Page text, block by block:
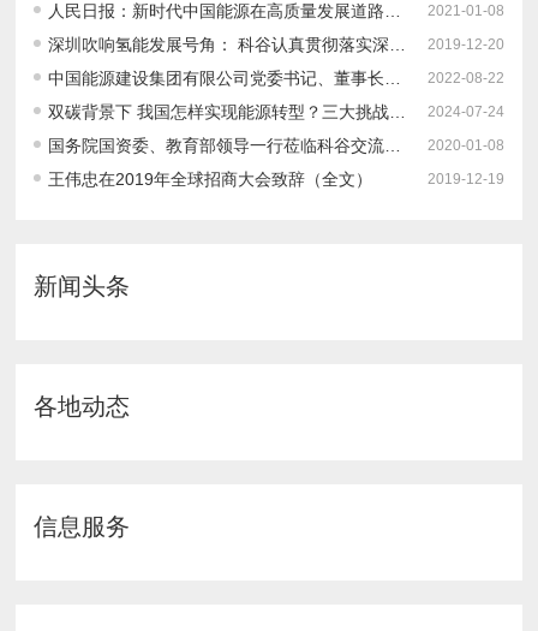
2021-01-08
2019-12-20
2022-08-22
双碳背景下 我国怎样实现能源转型？三大挑战、转型路径、发展建议 2024-07-24
国务院国资委、教育部领导一行莅临科谷交流座谈 探讨新形势下科谷人才培养定位和方向 2020-01-08
王伟忠在2019年全球招商大会致辞（全文） 2019-12-19
新闻头条
各地动态
信息服务